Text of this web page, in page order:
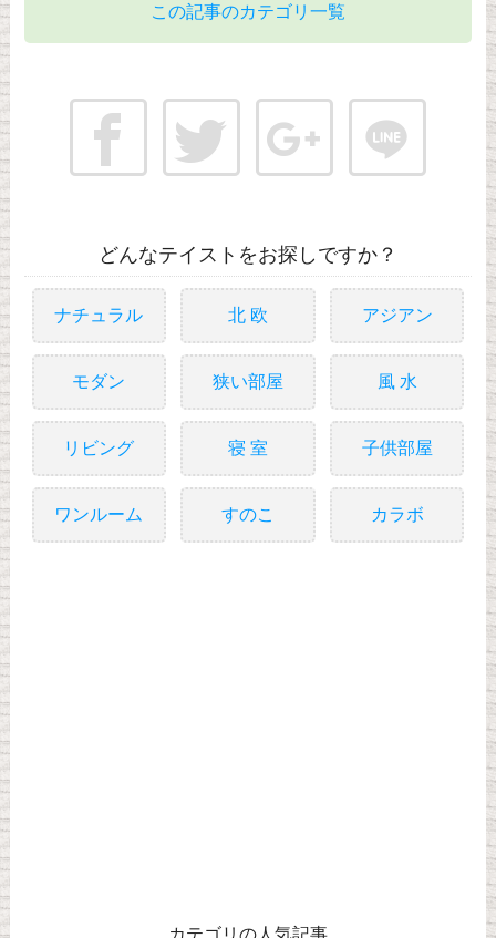
この記事のカテゴリ一覧
どんなテイストをお探しですか？
ナチュラル 北 欧 アジアン
モダン 狭い部屋 風 水
リビング 寝 室 子供部屋
ワンルーム すのこ カラボ
カテゴリの人気記事